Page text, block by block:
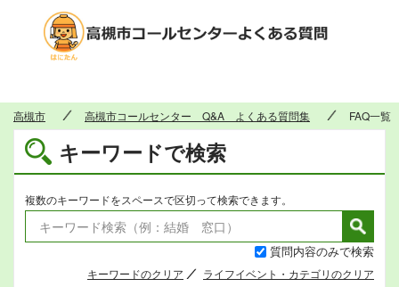
高槻市 高槻市コールセンター Q&A よくある質問集 FAQ一覧
キーワードで検索
複数のキーワードをスペースで区切って検索できます。
質問内容のみで検索
キーワードのクリア ライフイベント・カテゴリのクリア